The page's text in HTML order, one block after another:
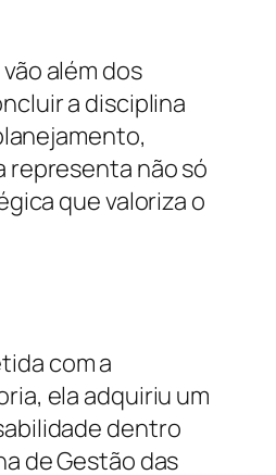
além dos
a disciplina
representa não só
que valoriza o
com a
ela adquiriu um
dentro
de Gestão das